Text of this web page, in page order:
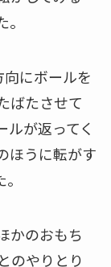
にボールを
ばたさせて
ルが返ってく
ほうに転がす
かのおもち
のやりとり